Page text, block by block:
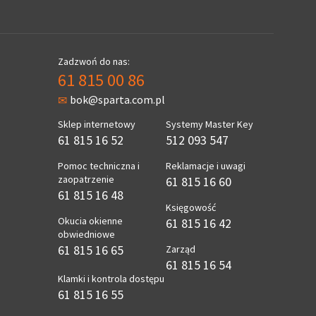
Zadzwoń do nas:
61 815 00 86
bok@sparta.com.pl
Sklep internetowy
61 815 16 52
Pomoc techniczna i
zaopatrzenie
61 815 16 48
Okucia okienne
obwiedniowe
61 815 16 65
Klamki i kontrola dostępu
61 815 16 55
Systemy Master Key
512 093 547
Reklamacje i uwagi
61 815 16 60
Księgowość
61 815 16 42
Zarząd
61 815 16 54